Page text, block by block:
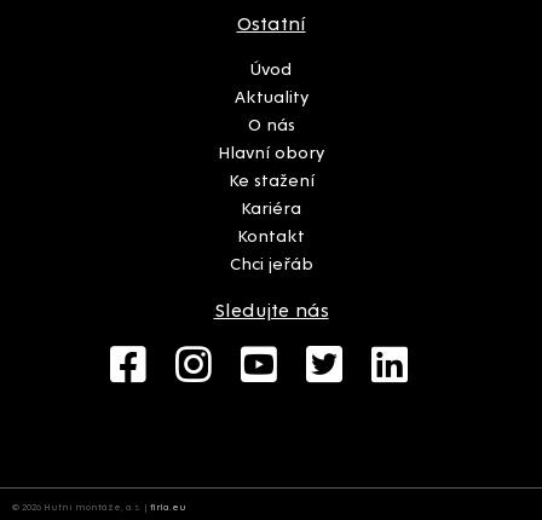
Ostatní
Úvod
Aktuality
O nás
Hlavní obory
Ke stažení
Kariéra
Kontakt
Chci jeřáb
Sledujte nás
© 2026 Hutní montáže, a.s. | firla.eu